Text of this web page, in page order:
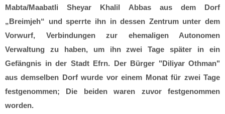
Mabta/Maabatli Sheyar Khalil Abbas aus dem Dorf
„Breimjeh“ und sperrte ihn in dessen Zentrum unter dem
Vorwurf, Verbindungen zur ehemaligen Autonomen
Verwaltung zu haben, um ihn zwei Tage später in ein
Gefängnis in der Stadt Efrn. Der Bürger "Diliyar Othman"
aus demselben Dorf wurde vor einem Monat für zwei Tage
festgenommen; Die beiden waren zuvor festgenommen
worden.